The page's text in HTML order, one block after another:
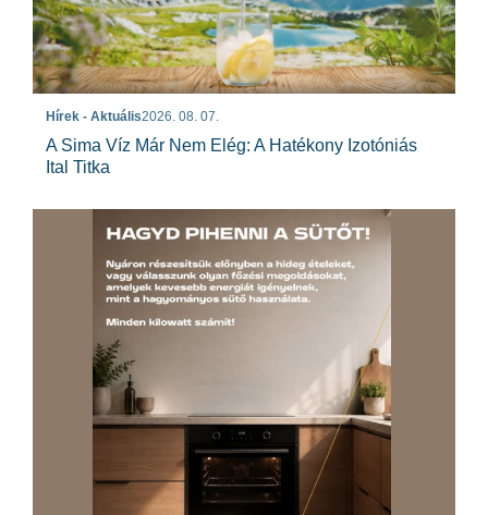
Hírek - Aktuális2026. 08. 07.
A Sima Víz Már Nem Elég: A Hatékony Izotóniás
Ital Titka